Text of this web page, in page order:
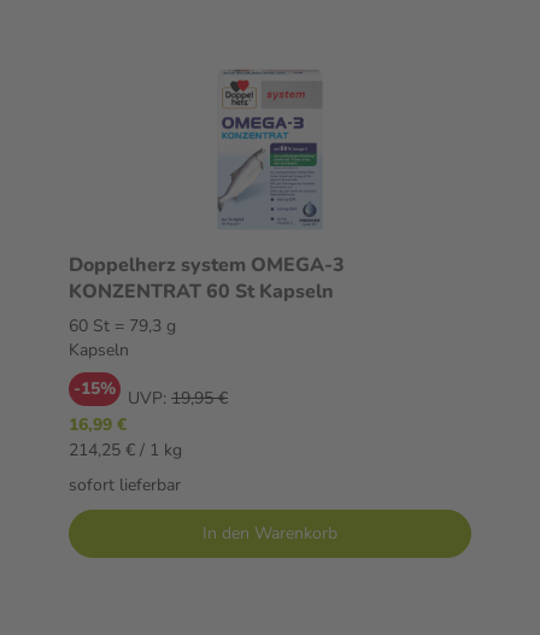
Doppelherz system OMEGA-3
KONZENTRAT 60 St Kapseln
60 St = 79,3 g
Kapseln
-15% UVP: 19,95 €
16,99 €
214,25 € / 1 kg
sofort lieferbar
In den Warenkorb